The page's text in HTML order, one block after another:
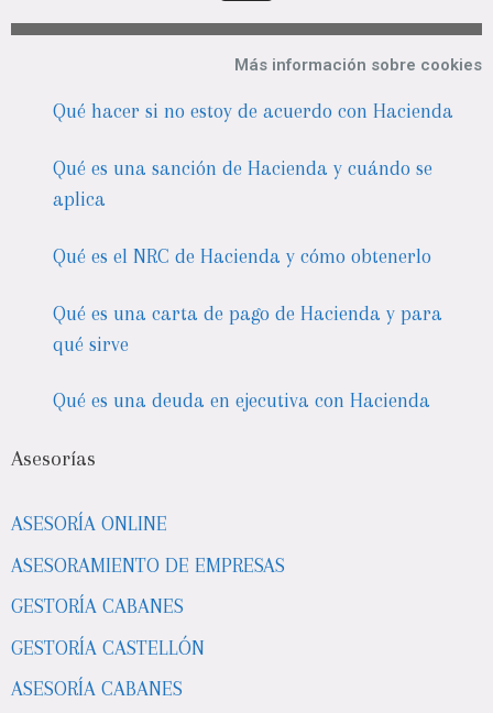
Más información sobre cookies
Qué hacer si no estoy de acuerdo con Hacienda
Qué es una sanción de Hacienda y cuándo se
aplica
Qué es el NRC de Hacienda y cómo obtenerlo
Qué es una carta de pago de Hacienda y para
qué sirve
Qué es una deuda en ejecutiva con Hacienda
Asesorías
ASESORÍA ONLINE
ASESORAMIENTO DE EMPRESAS
GESTORÍA CABANES
GESTORÍA CASTELLÓN
ASESORÍA CABANES